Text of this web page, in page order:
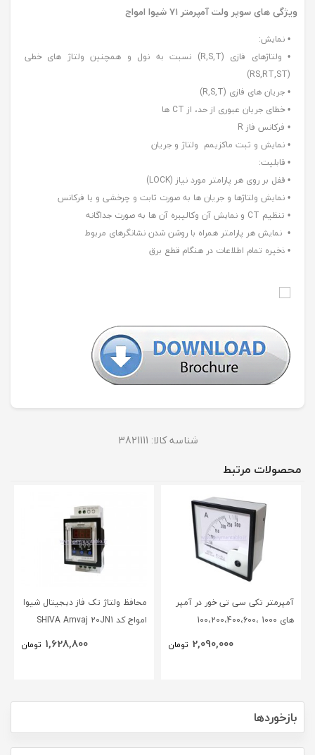
ویژگی های سوپر ولت آمپرمتر ۷۱ شیوا امواج
• نمایش:
• ولتاژهای فازی (R,S,T) نسبت به نول و همچنین ولتاژ های خطی
(RS,RT,ST)
• جریان های فازی (R,S,T)
• خطای جریان عبوری از حد، از CT ها
• فرکانس فاز R
• نمایش و ثبت ماکزیمم ولتاژ و جریان
• قابلیت:
• قفل بر روی هر پارامتر مورد نیاز (LOCK)
• نمایش ولتاژها و جریان ها به صورت ثابت و چرخشی و یا فرکانس
• تنظیم CT و نمایش آن وکالیبره آن ها به صورت جداگانه
• نمایش هر پارامتر همراه با روشن شدن نشانگرهای مربوط
• ذخیره تمام اطلاعات در هنگام قطع برق
شناسه کالا: 3821111
محصولات مرتبط
آمپرمتر تکی سی تی خور در آمپر
های 1000 ،100،200،400،600
2,090,000 تومان
محافظ ولتاژ تک فاز دیجیتال شیوا
امواج کد SHIVA Amvaj 20JN1
1,628,800 تومان
بازخوردها